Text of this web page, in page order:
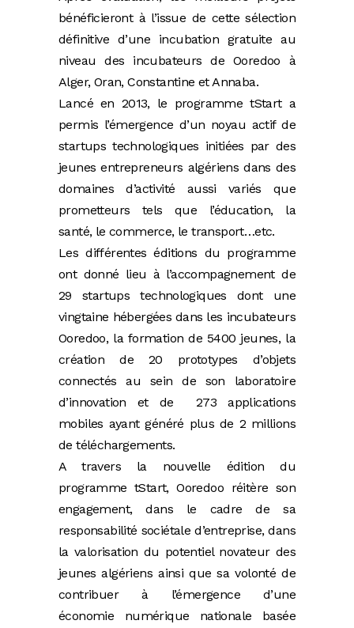
bénéficieront à l’issue de cette sélection
définitive d’une incubation gratuite au
niveau des incubateurs de Ooredoo à
Alger, Oran, Constantine et Annaba.
Lancé en 2013, le programme tStart a
permis l’émergence d’un noyau actif de
startups technologiques initiées par des
jeunes entrepreneurs algériens dans des
domaines d’activité aussi variés que
prometteurs tels que l’éducation, la
santé, le commerce, le transport…etc.
Les différentes éditions du programme
ont donné lieu à l’accompagnement de
29 startups technologiques dont une
vingtaine hébergées dans les incubateurs
Ooredoo, la formation de 5400 jeunes, la
création de 20 prototypes d’objets
connectés au sein de son laboratoire
d’innovation et de 273 applications
mobiles ayant généré plus de 2 millions
de téléchargements.
A travers la nouvelle édition du
programme tStart, Ooredoo réitère son
engagement, dans le cadre de sa
responsabilité sociétale d’entreprise, dans
la valorisation du potentiel novateur des
jeunes algériens ainsi que sa volonté de
contribuer à l’émergence d’une
économie numérique nationale basée